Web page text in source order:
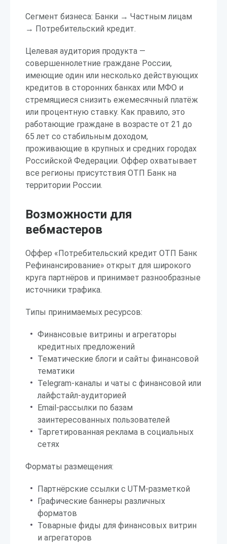
Сегмент бизнеса: Банки → Частным лицам
→ Потребительский кредит.
Целевая аудитория продукта —
совершеннолетние граждане России,
имеющие один или несколько действующих
кредитов в сторонних банках или МФО и
стремящиеся снизить ежемесячный платёж
или процентную ставку. Как правило, это
работающие граждане в возрасте от 21 до
65 лет со стабильным доходом,
проживающие в крупных и средних городах
Российской Федерации. Оффер охватывает
все регионы присутствия ОТП Банк на
территории России.
Возможности для
вебмастеров
Оффер «Потребительский кредит ОТП Банк
Рефинансирование» открыт для широкого
круга партнёров и принимает разнообразные
источники трафика.
Типы принимаемых ресурсов:
Финансовые витрины и агрегаторы
кредитных предложений
Тематические блоги и сайты финансовой
тематики
Telegram-каналы и чаты с финансовой или
лайфстайл-аудиторией
Email-рассылки по базам
заинтересованных пользователей
Таргетированная реклама в социальных
сетях
Форматы размещения:
Партнёрские ссылки с UTM-разметкой
Графические баннеры различных
форматов
Товарные фиды для финансовых витрин
и агрегаторов